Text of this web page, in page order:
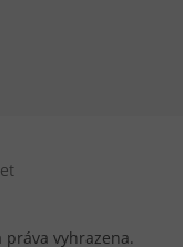
práva vyhrazena.